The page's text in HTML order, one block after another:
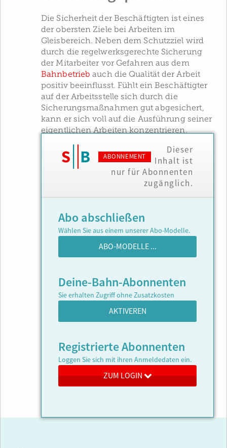
Die Sicherheit der Beschäftigten ist eines
der obersten Ziele bei Arbeiten im
Gleisbereich. Neben dem Schutzziel wird
durch die regelwerksgerechte Sicherung
der Mitarbeiter vor Gefahren aus dem
Bahnbetrieb auch die Qualität der Arbeit
positiv beeinflusst. Fühlt ein Beschäftigter
auf der Arbeitsstelle sich durch die
Sicherungsmaßnahmen gut abgesichert,
kann er sich voll auf die Ausführung seiner
eigentlichen Arbeiten konzentrieren.
ABONNEMENT
Dieser
Inhalt ist
nur für Abonnenten
zugänglich.
Abo abschließen
Wählen Sie aus einem unserer Abo-Modelle.
ABO-MODELLE ...
Deine-Bahn-Abonnenten
Sie erhalten Zugriff ohne Zusatzkosten
AKTIVEREN
Registrierte Abonnenten
Loggen Sie sich mit ihren Anmeldedaten ein.
ZUM LOGIN